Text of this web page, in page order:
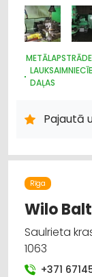
METĀLAPSTRĀDE
DAĻAS
PLASTMASAS
Pajautā
Rīga
Wilo
Saulrieta
1063
+371